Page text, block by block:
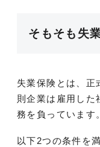
そもそも失
失業保険とは、正
則企業は雇用した
務を負っています
以下2つの条件を